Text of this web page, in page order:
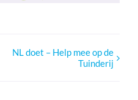
NL doet – Help mee op de
Tuinderij